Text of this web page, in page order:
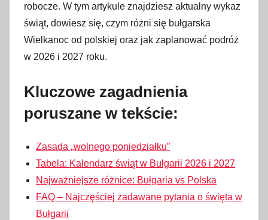
2
0
2
robocze. W tym artykule znajdziesz aktualny wykaz
świąt, dowiesz się, czym różni się bułgarska
Wielkanoc od polskiej oraz jak zaplanować podróż
w 2026 i 2027 roku.
Kluczowe zagadnienia
poruszane w tekście:
Zasada „wolnego poniedziałku”
Tabela: Kalendarz świąt w Bułgarii 2026 i 2027
Najważniejsze różnice: Bułgaria vs Polska
FAQ – Najczęściej zadawane pytania o święta w
Bułgarii